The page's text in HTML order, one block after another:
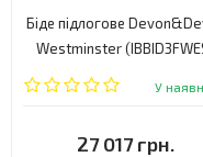
Біде підлогове
Westminster
У
27 017 грн.